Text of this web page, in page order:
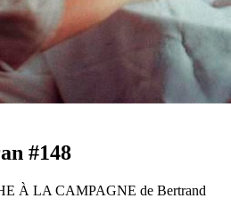
#148
À LA CAMPAGNE de Bertrand